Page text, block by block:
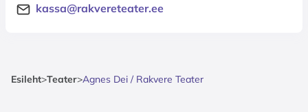
kassa@rakvereteater.ee
Esileht>Teater>Agnes Dei / Rakvere Teater